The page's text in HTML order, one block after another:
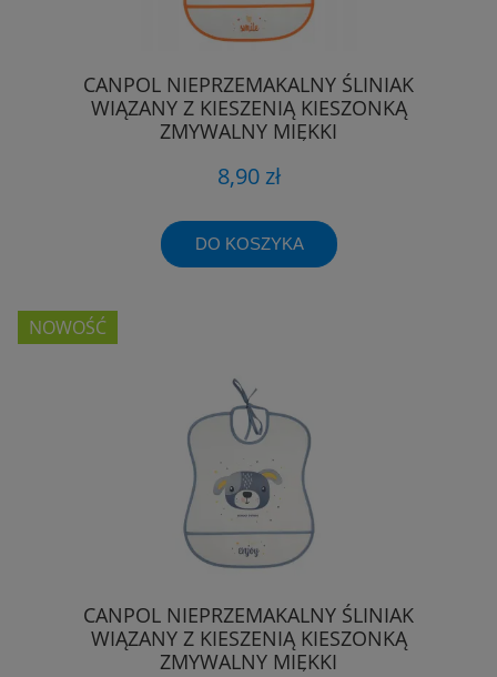
CANPOL NIEPRZEMAKALNY ŚLINIAK
WIĄZANY Z KIESZENIĄ KIESZONKĄ
ZMYWALNY MIĘKKI
8,90 zł
DO KOSZYKA
CANPOL NIEPRZEMAKALNY ŚLINIAK
WIĄZANY Z KIESZENIĄ KIESZONKĄ
ZMYWALNY MIĘKKI
NOWOŚĆ